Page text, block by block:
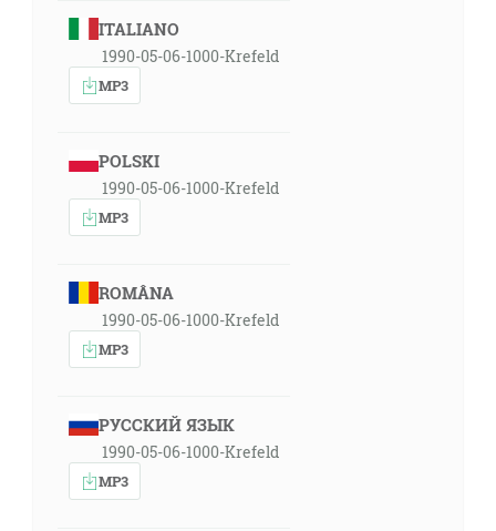
ITALIANO
1990-05-06-1000-Krefeld
MP3
POLSKI
1990-05-06-1000-Krefeld
MP3
ROMÂNA
1990-05-06-1000-Krefeld
MP3
РУССКИЙ ЯЗЫК
1990-05-06-1000-Krefeld
MP3